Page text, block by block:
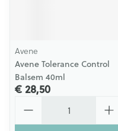
Avene
Avene Tolerance Control
Balsem 40ml
€ 28,50